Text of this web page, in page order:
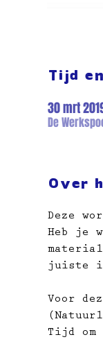
Tijd
30 mrt
De
Over
Deze
Heb je
juiste
Voor
Tijd om